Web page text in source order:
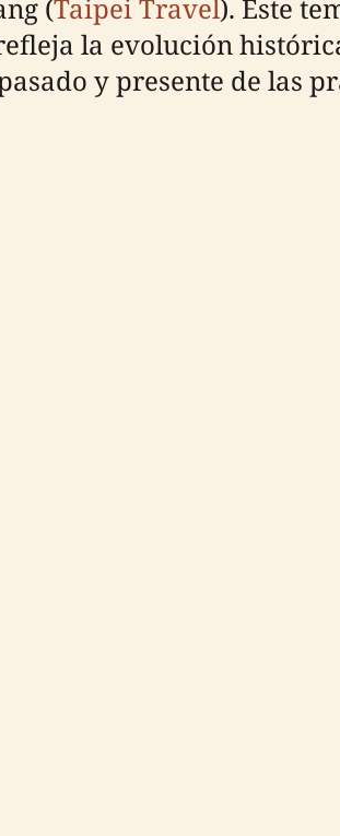
(Taipei Travel). Este
la evolución
y presente de las